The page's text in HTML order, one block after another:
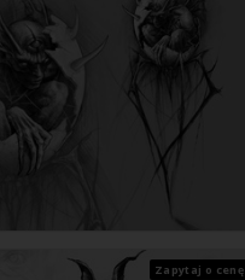
Zapytaj o cenę